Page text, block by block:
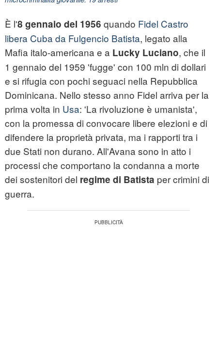
È l'8 gennaio del 1956 quando Fidel Castro
libera Cuba da Fulgencio Batista, legato alla
Mafia italo-americana e a Lucky Luciano, che il
1 gennaio del 1959 'fugge' con 100 mln di dollari
e si rifugia con pochi seguaci nella Repubblica
Dominicana. Nello stesso anno Fidel arriva per la
prima volta in Usa: 'La rivoluzione è umanista',
con la promessa di convocare libere elezioni e di
difendere la proprietà privata, ma i rapporti tra i
due Stati non durano. All'Avana sono in atto i
processi che comportano la condanna a morte
dei sostenitori del regime di Batista per crimini di
guerra.